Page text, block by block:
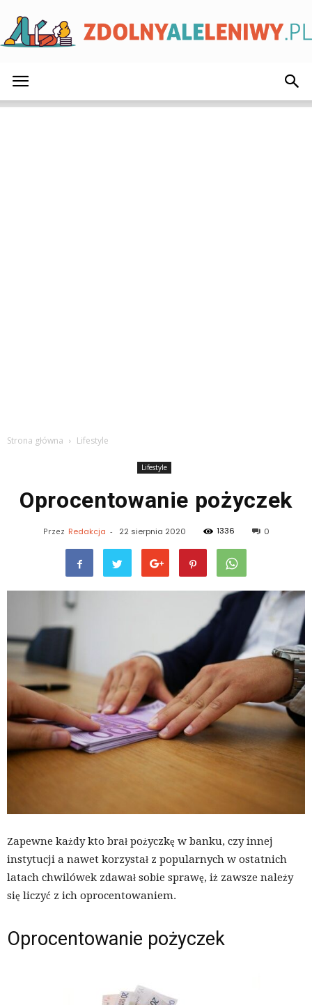
Strona główna Lifestyle
Lifestyle
Oprocentowanie pożyczek
Przez Redakcja - 22 sierpnia 2020 1336 0
Zapewne każdy kto brał pożyczkę w banku, czy innej
instytucji a nawet korzystał z popularnych w ostatnich
latach chwilówek zdawał sobie sprawę, iż zawsze należy
się liczyć z ich oprocentowaniem.
Oprocentowanie pożyczek